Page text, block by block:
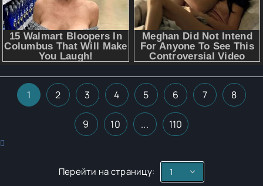
1 2 3 4 5 6 7 8
9 10 ... 110
Перейти на страницу: